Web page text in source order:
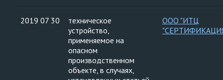
2019 07 30
техническое
устройство,
применяемое на
опасном
производственном
объекте, в случаях,
ООО "ИТЦ